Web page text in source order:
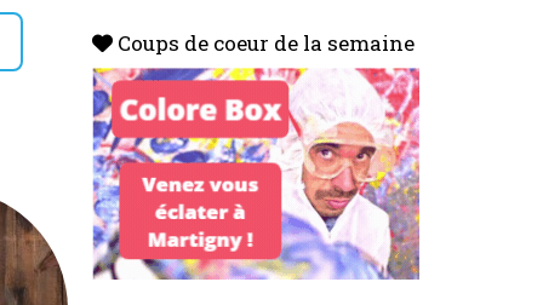
Coups de coeur de la semaine